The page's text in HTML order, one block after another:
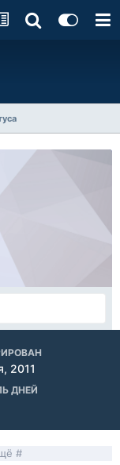
2011
ДНЕЙ
#